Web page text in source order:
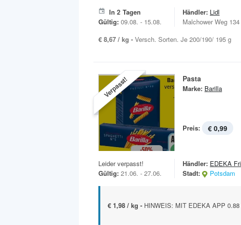
In 2 Tagen
Gültig: 09.08. - 15.08.
Händler: Lidl
Malchower Weg 134
€ 8,67 / kg - Versch. Sorten. Je 200/190/ 195 g
Verpasst! Pasta
Marke: Barilla
Preis: € 0,99
Leider verpasst!
Gültig: 21.06. - 27.06.
Händler: EDEKA
Stadt:
Potsdam
€ 1,98 / kg - HINWEIS: MIT EDEKA APP